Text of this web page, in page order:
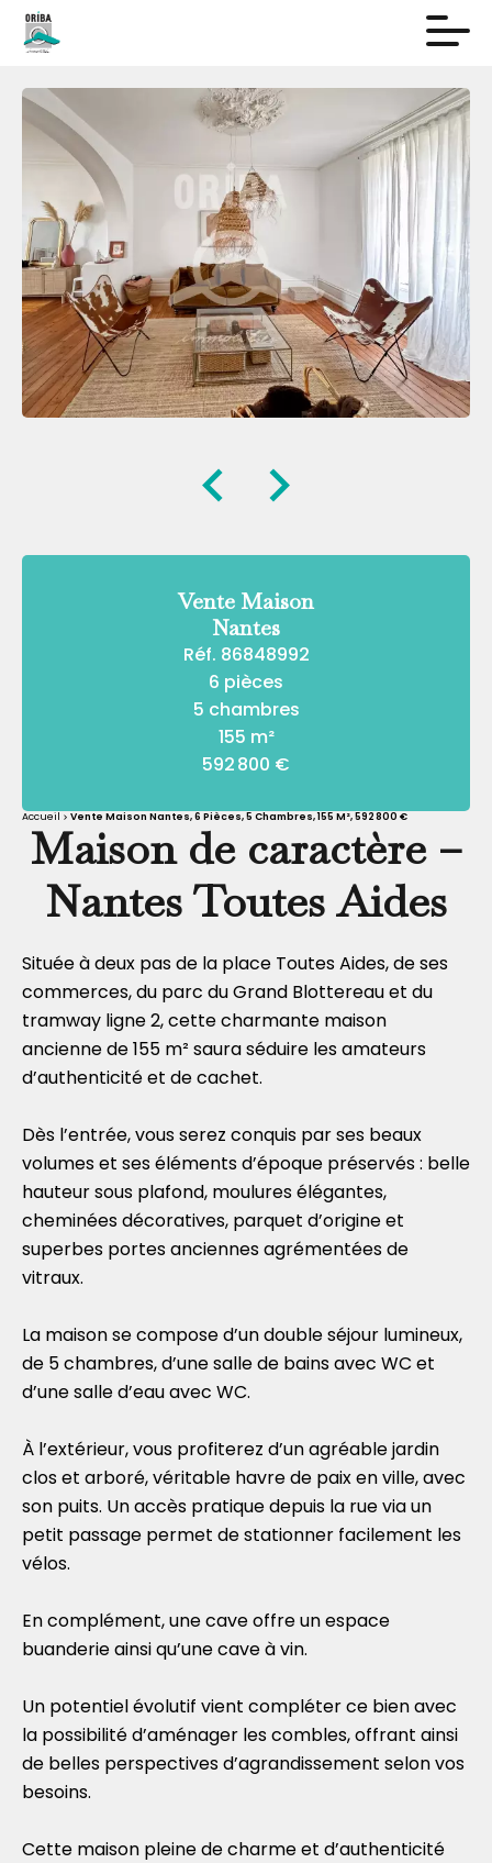
Vente Maison
Nantes
Réf. 86848992
6 pièces
5 chambres
155 m²
592 800 €
Accueil Vente Maison Nantes, 6 Pièces, 5 Chambres, 155 M², 592 800 €
Maison de caractère –
Nantes Toutes Aides
Située à deux pas de la place Toutes Aides, de ses
commerces, du parc du Grand Blottereau et du
tramway ligne 2, cette charmante maison
ancienne de 155 m² saura séduire les amateurs
d’authenticité et de cachet.
Dès l’entrée, vous serez conquis par ses beaux
volumes et ses éléments d’époque préservés : belle
hauteur sous plafond, moulures élégantes,
cheminées décoratives, parquet d’origine et
superbes portes anciennes agrémentées de
vitraux.
La maison se compose d’un double séjour lumineux,
de 5 chambres, d’une salle de bains avec WC et
d’une salle d’eau avec WC.
À l’extérieur, vous profiterez d’un agréable jardin
clos et arboré, véritable havre de paix en ville, avec
son puits. Un accès pratique depuis la rue via un
petit passage permet de stationner facilement les
vélos.
En complément, une cave offre un espace
buanderie ainsi qu’une cave à vin.
Un potentiel évolutif vient compléter ce bien avec
la possibilité d’aménager les combles, offrant ainsi
de belles perspectives d’agrandissement selon vos
besoins.
Cette maison pleine de charme et d’authenticité